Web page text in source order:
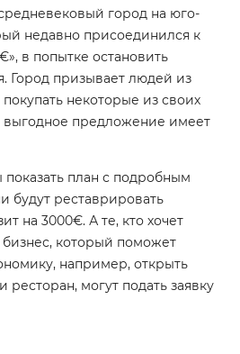
город на юго-
недавно присоединился к
в попытке остановить
Город призывает людей из
некоторые из своих
предложение имеет
план с подробным
будут реставрировать
на 3000€. А те, кто хочет
бизнес, который поможет
например, открыть
ресторан, могут подать заявку